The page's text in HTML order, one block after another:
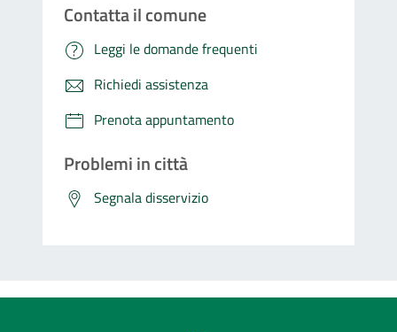
Contatta il comune
Leggi le domande frequenti
Richiedi assistenza
Prenota appuntamento
Problemi in città
Segnala disservizio